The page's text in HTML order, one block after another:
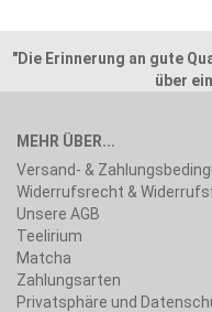
"Die Erinnerung an gute
über
MEHR ÜBER...
Versand- &
Widerrufsrecht &
Unsere AGB
Teelirium
Matcha
Zahlungsarten
Privatsphäre und